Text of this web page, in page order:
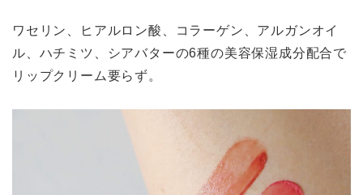
ワセリン、ヒアルロン酸、コラーゲン、アルガンオイ
ル、ハチミツ、シアバターの6種の美容保湿成分配合で
リップクリーム要らず。